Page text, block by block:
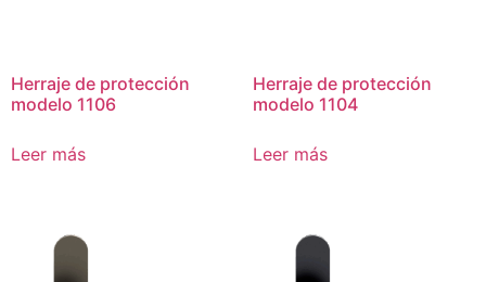
Herraje de protección
modelo 1106
Leer más
Herraje de protección
modelo 1104
Leer más